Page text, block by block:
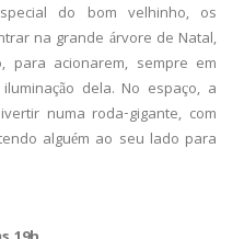
do bom velhinho, os
na grande árvore de Natal,
para acionarem, sempre em
dela. No espaço, a
numa roda-gigante, com
alguém ao seu lado para